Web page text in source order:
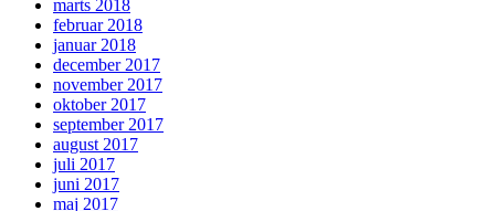
marts 2018
februar 2018
januar 2018
december 2017
november 2017
oktober 2017
september 2017
august 2017
juli 2017
juni 2017
maj 2017